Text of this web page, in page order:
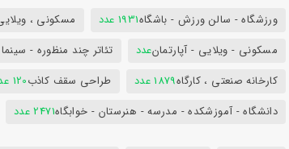
ورزشگاه - سالن ورزش - باشگاه1931 عدد مسکونی ،
مسکونی - ویلایی - آپارتمانعدد تئاتر چند منظوره -
کارخانه صنعتی ، کارگاه1879 عدد طراحی سقف کاذب120 عدد
دانشگاه - آموزشکده - مدرسه - هنرستان - خوابگاه2471 عدد